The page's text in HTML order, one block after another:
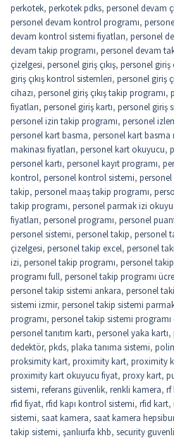
perkotek, perkotek pdks, personel devam
personel devam kontrol programı,
devam kontrol sistemi fiyatları, personel
devam takip programı, personel devam
çizelgesi, personel giriş çıkış, personel giriş
giriş çıkış kontrol sistemleri, personel giriş
cihazı, personel giriş çıkış takip programı,
fiyatları, personel giriş kartı, personel giriş
personel izin takip programı, personel
personel kart basma, personel kart basma
makinası fiyatları, personel kart okuyucu,
personel kartı, personel kayıt programı,
kontrol, personel kontrol sistemi, personel
takip, personel maaş takip programı,
takip programı, personel parmak izi
fiyatları, personel programı, personel
personel sistemi, personel takip, personel
çizelgesi, personel takip excel, personel
izi, personel takip programı, personel
programı full, personel takip programı
personel takip sistemi ankara, personel
sistemi izmir, personel takip sistemi
programı, personel takip sistemi programı
personel tanıtım kartı, personel yaka kartı,
dedektör, pkds, plaka tanıma sistemi,
proksimity kart, proximity kart, proximity
proximity kart okuyucu fiyat, proxy kart,
sistemi, referans güvenlik, renkli kamera, rf
rfid fiyat, rfid kapı kontrol sistemi, rfid kart,
sistemi, saat kamera, saat kamera
takip sistemi, şanlıurfa khb, security